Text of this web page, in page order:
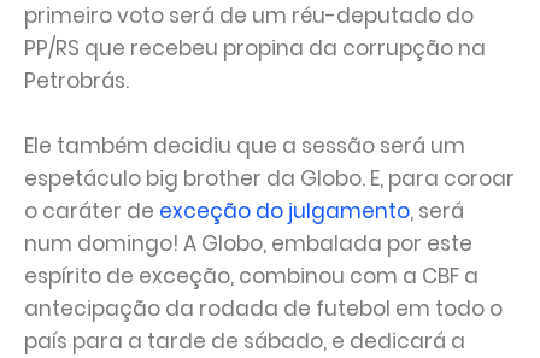
primeiro voto será de um réu-deputado do
PP/RS que recebeu propina da corrupção na
Petrobrás.
Ele também decidiu que a sessão será um
espetáculo big brother da Globo. E, para coroar
o caráter de exceção do julgamento, será
num domingo! A Globo, embalada por este
espírito de exceção, combinou com a CBF a
antecipação da rodada de futebol em todo o
país para a tarde de sábado, e dedicará a